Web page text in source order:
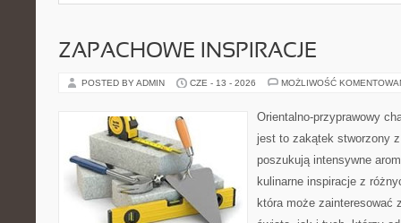
ZAPACHOWE INSPIRACJE
POSTED BY ADMIN CZE - 13 - 2026 MOŻLIWOŚĆ
Orientalno-przyprawowy
jest to zakątek stworzony
poszukują intensywne
kulinarne inspiracje z
która może zainteresować